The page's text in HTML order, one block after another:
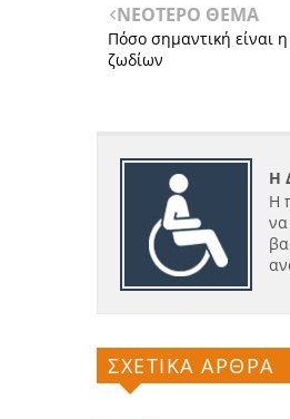
ΝΕΟΤΕΡΟ ΘΕΜΑ
Πόσο σημαντική είναι
ζωδίων
Η
Η
να
ΣΧΕΤΙΚΑ ΑΡΘΡΑ